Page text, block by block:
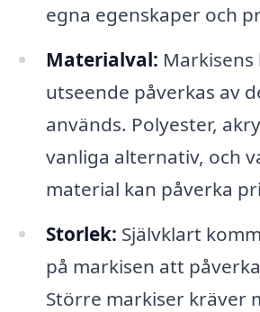
egna egenskaper och
Materialval:
utseende påverkas av
används. Polyester,
vanliga alternativ, och
material kan påverka
Storlek: Självklart
på markisen att
Större markiser kräver